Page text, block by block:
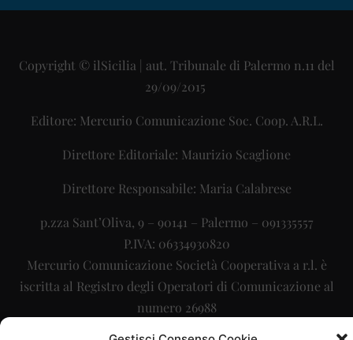
Copyright © ilSicilia | aut. Tribunale di Palermo n.11 del
29/09/2015
Editore: Mercurio Comunicazione Soc. Coop. A.R.L.
Direttore Editoriale: Maurizio Scaglione
Direttore Responsabile: Maria Calabrese
p.zza Sant’Oliva, 9 – 90141 – Palermo – 091335557
P.IVA: 06334930820
Mercurio Comunicazione Società Cooperativa a r.l. è
iscritta al Registro degli Operatori di Comunicazione al
numero 26988